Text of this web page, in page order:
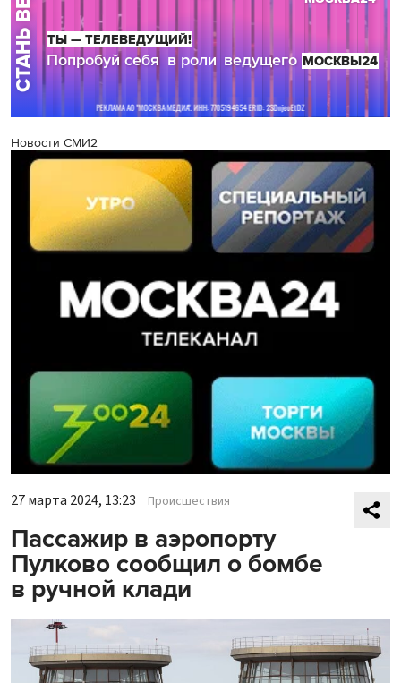
Новости СМИ2
27 марта 2024, 13:23 Происшествия
Пассажир в аэропорту
Пулково сообщил о бомбе
в ручной клади